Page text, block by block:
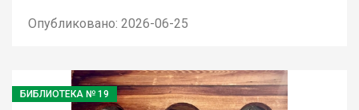
Опубликовано: 2026-06-25
БИБЛИОТЕКА № 19